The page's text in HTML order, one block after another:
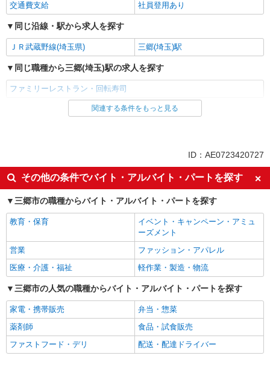
交通費支給
社員登用あり
同じ沿線・駅から求人を探す
ＪＲ武蔵野線(埼玉県) 三郷(埼玉)駅
同じ職種から三郷(埼玉)駅の求人を探す
ファミリーレストラン・回転寿司
同じ雇用形態から三郷(埼玉)駅の求人を探す
未経験歓迎
高校生OK
フリーター歓迎
週2～3日勤務OK
短時間勤務（1日4h以内）OK
扶養内勤務OK
交通費支給
社員登用あり
同じ職種から求人を探す
飲食・フード
同じ特徴から求人を探す
未経験歓迎
高校生OK
週2～3日勤務OK
短時間勤務（1日4h以内）OK
扶養内勤務OK
交通費支給
関連する条件をもっと見る
ID：AE0723420727
その他の条件でバイト・アルバイト・パートを探す
三郷市の職種からバイト・アルバイト・パートを探す
教育・保育
イベント・キャンペーン・アミュ
ーズメント
営業
ファッション・アパレル
医療・介護・福祉
軽作業・製造・物流
三郷市の人気の職種からバイト・アルバイト・パートを探す
家電・携帯販売
弁当・惣菜
薬剤師
食品・試食販売
ファストフード・デリ
配送・配達ドライバー